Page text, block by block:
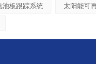
池板跟踪系统 太阳能可